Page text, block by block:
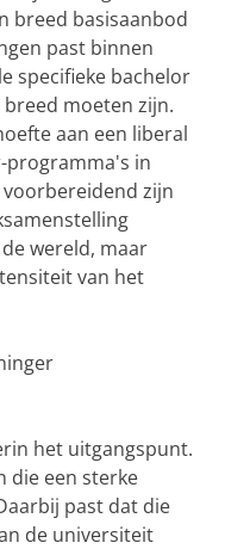
breed basisaanbod
past binnen
specifieke bachelor
moeten zijn.
aan een liberal
programma's in
zijn
wereld, maar
van het
het uitgangspunt.
die een sterke
past dat die
de universiteit